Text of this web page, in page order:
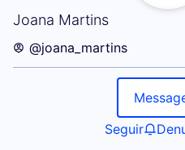
Joana Martins
Seguindo (Joana Martins)
@joana_martins
Seguir